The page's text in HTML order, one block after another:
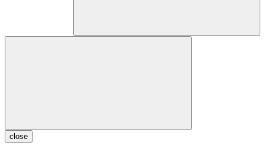
close